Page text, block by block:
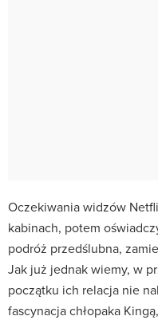
Oczekiwania widzów
kabinach, potem
podróż przedślubna,
Jak już jednak wiemy, w
początku ich relacja nie
fascynacja chłopaka